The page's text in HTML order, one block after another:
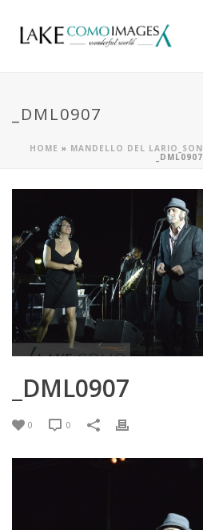
_DML0907
HOME » MANDELLO DEL
_DML0907
_DML0907
0 0